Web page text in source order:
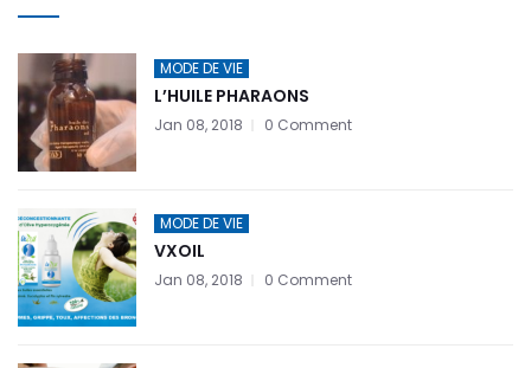
MODE DE VIE
L’HUILE PHARAONS
Jan 08, 2018 0 Comment
MODE DE VIE
VXOIL
Jan 08, 2018 0 Comment